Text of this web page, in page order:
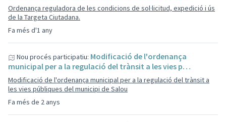
Fa més d'1 any
Ordenança reguladora de les condicions de sol·licitud, expedició i ús
de la Targeta Ciutadana.
Fa més de 2 anys
Nou procés participatiu: Modificació de l'ordenança
municipal per a la regulació del trànsit a les vies p…
Modificació de l'ordenança municipal per a la regulació del trànsit a
les vies públiques del municipi de Salou